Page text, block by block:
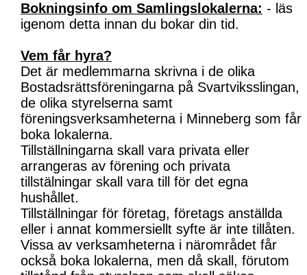
Bokningsinfo om Samlingslokalerna: - läs
igenom detta innan du bokar din tid.
Vem får hyra?
Det är medlemmarna skrivna i de olika
Bostadsrättsföreningarna på Svartviksslingan,
de olika styrelserna samt
föreningsverksamheterna i Minneberg som får
boka lokalerna.
Tillställningarna skall vara privata eller
arrangeras av förening och privata
tillstälningar skall vara till för det egna
hushållet.
Tillställningar för företag, företags anställda
eller i annat kommersiellt syfte är inte tillåten.
Vissa av verksamheterna i närområdet får
också boka lokalerna, men då skall, förutom